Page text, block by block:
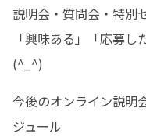
説明会・質問会・特別
「興味ある」「応募
(^_^)
今後のオンライン説明
ジュール